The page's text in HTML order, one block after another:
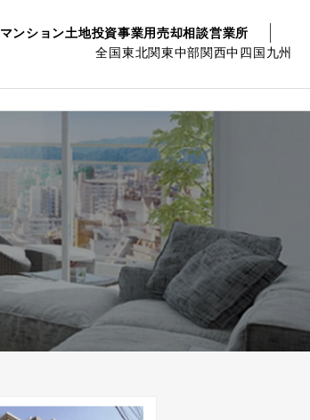
マンション土地投資事業用売却相談営業所
全国東北関東中部関西中四国九州